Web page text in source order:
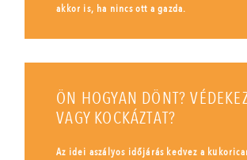
akkor is, ha nincs ott a gazda.
ÖN HOGYAN DÖNT?
VAGY KOCKÁZTAT?
Az idei aszályos időjárás kedvez a